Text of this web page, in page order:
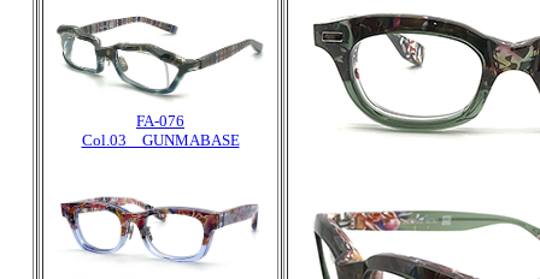
FA-076
Col.03 GUNMABASE